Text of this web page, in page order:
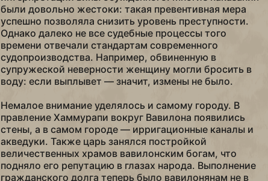
были довольно жестоки: такая превентивная мера
успешно позволяла снизить уровень преступности.
Однако далеко не все судебные процессы того
времени отвечали стандартам современного
судопроизводства. Например, обвиненную в
супружеской неверности женщину могли бросить в
воду: если выплывет — значит, измены не было.
Немалое внимание уделялось и самому городу. В
правление Хаммурапи вокруг Вавилона появились
стены, а в самом городе — ирригационные каналы и
акведуки. Также царь занялся постройкой
величественных храмов вавилонским богам, что
подняло его репутацию в глазах народа. Выполнение
гражданского долга теперь было вавилонянам не в